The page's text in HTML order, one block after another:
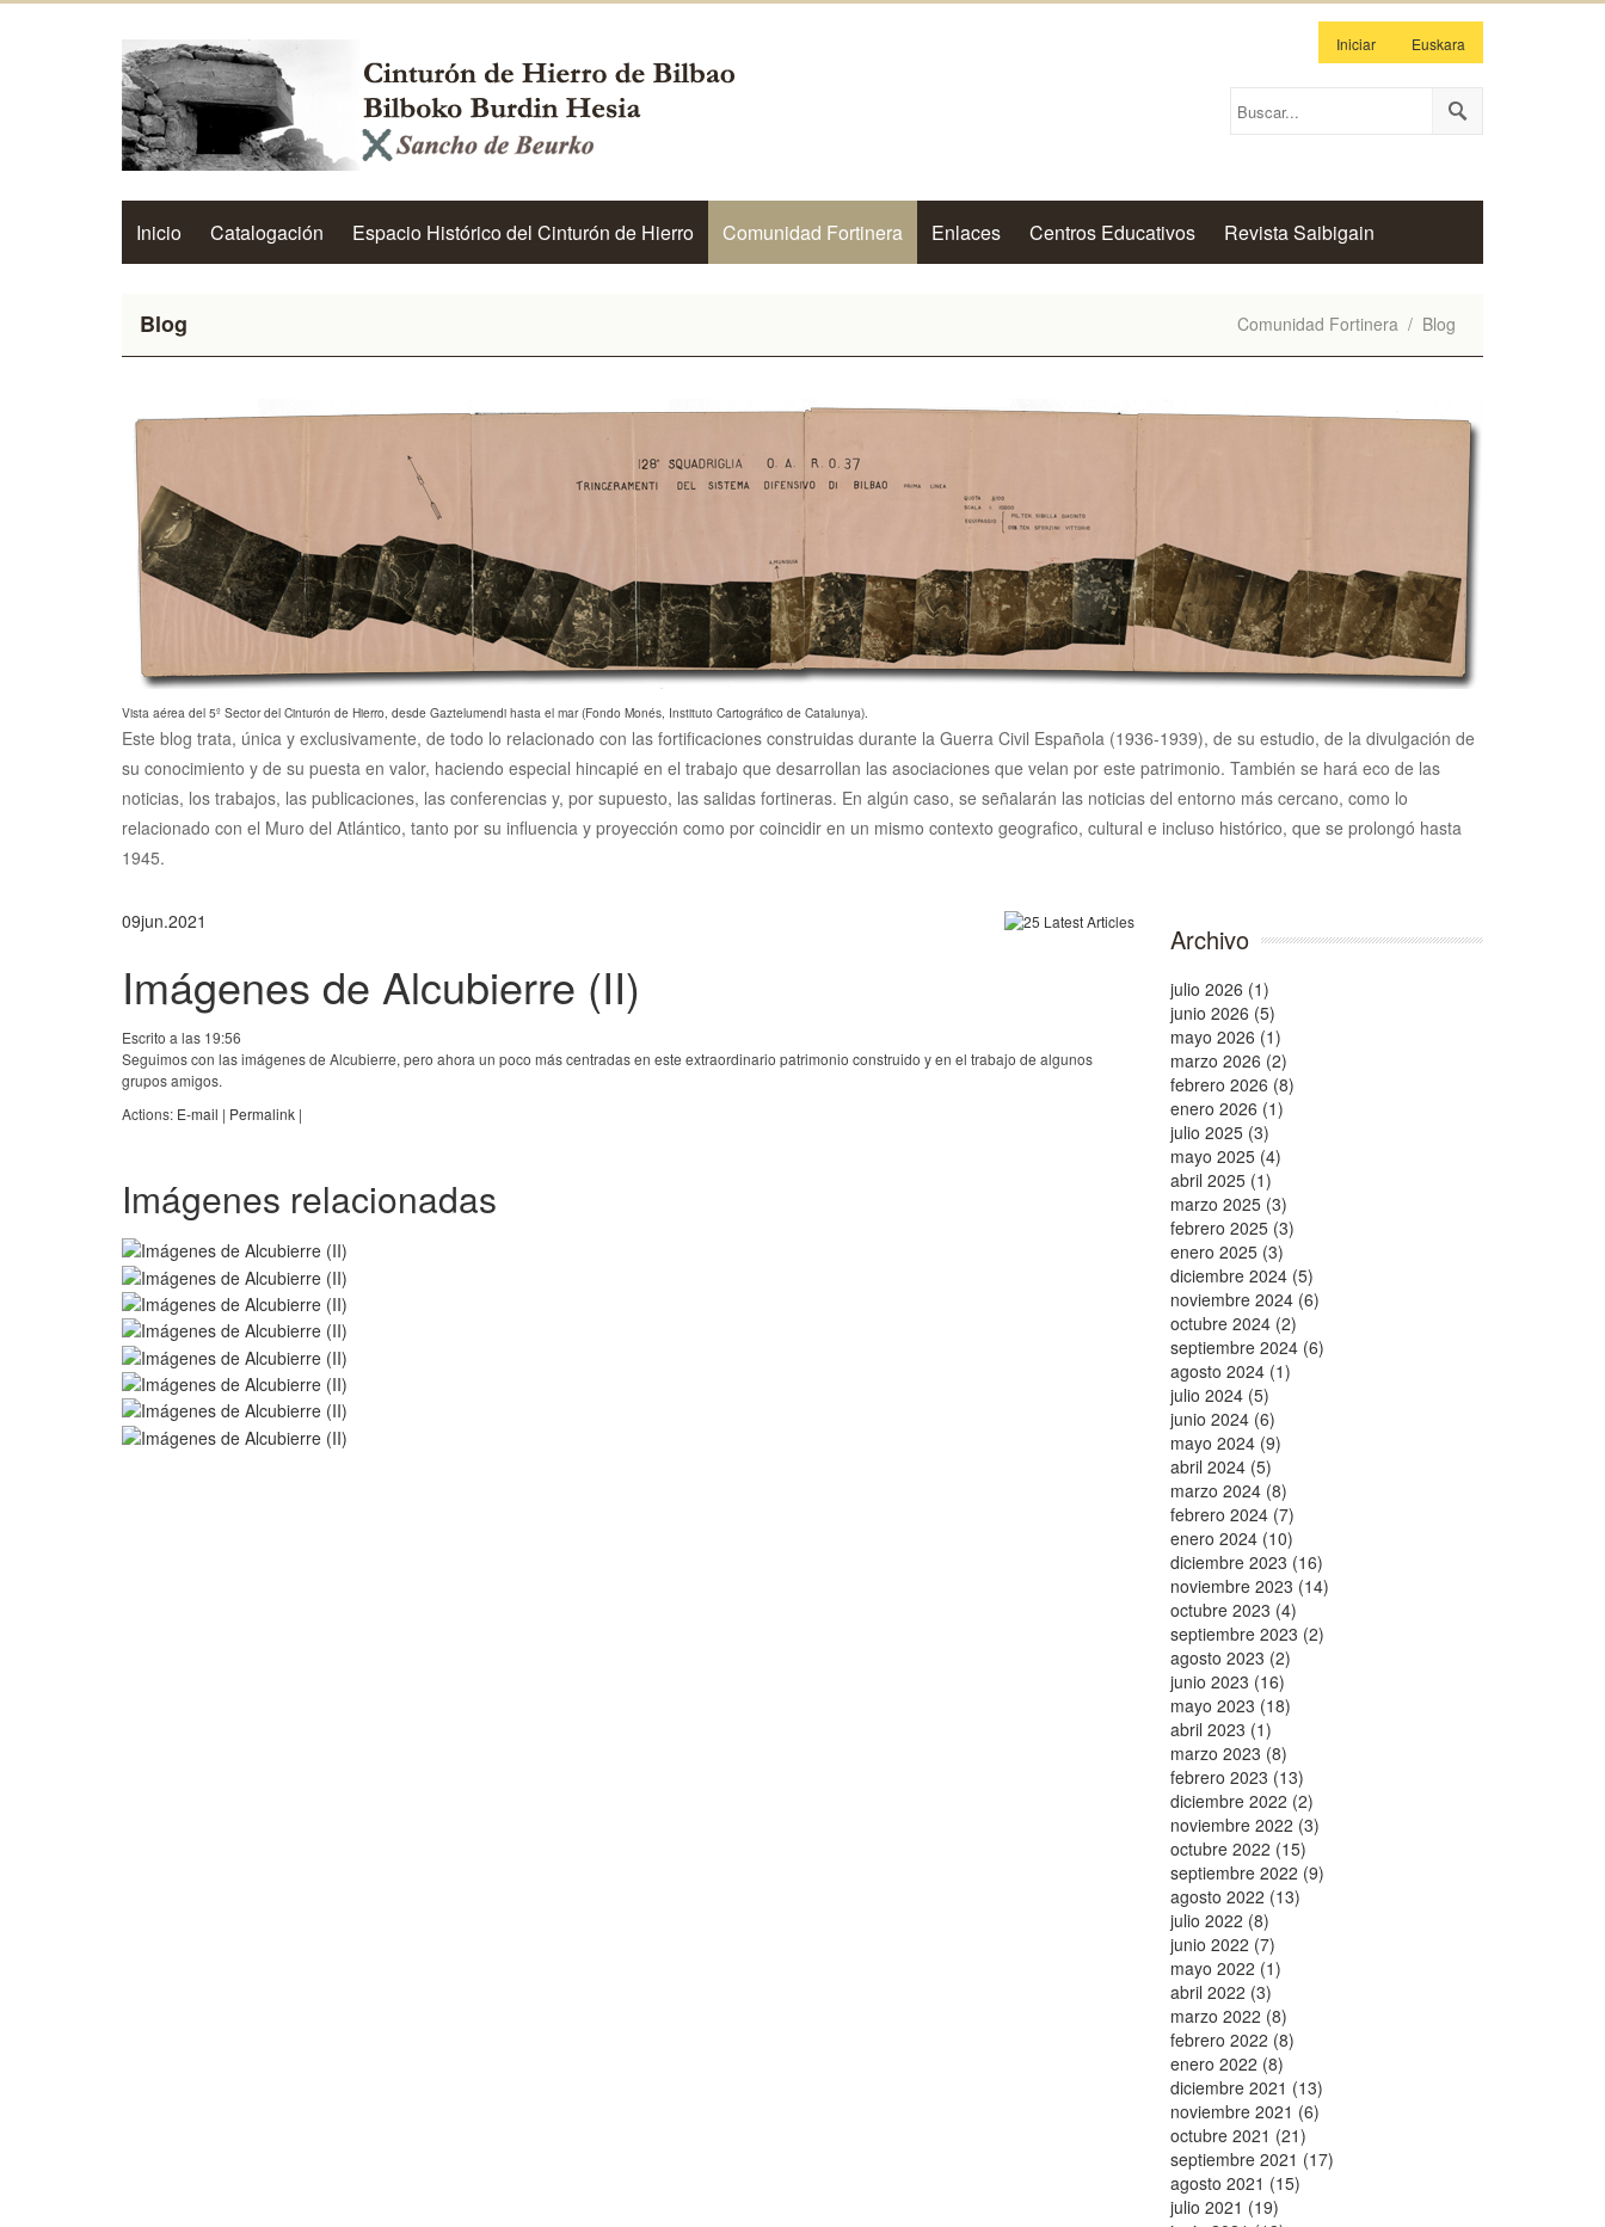
Iniciar Euskara
Inicio Catalogación Espacio Histórico del Cinturón de Hierro Comunidad Fortinera Enlaces Centros Educativos Revista Saibigain
Blog Comunidad Fortinera / Blog
Vista aérea del 5º Sector del Cinturón de Hierro, desde Gaztelumendi hasta el mar (Fondo Monés, Instituto Cartográfico de Catalunya).
Este blog trata, única y exclusivamente, de todo lo relacionado con las fortificaciones construidas durante la Guerra Civil Española (1936-1939), de su estudio, de la divulgación de
su conocimiento y de su puesta en valor, haciendo especial hincapié en el trabajo que desarrollan las asociaciones que velan por este patrimonio. También se hará eco de las
noticias, los trabajos, las publicaciones, las conferencias y, por supuesto, las salidas fortineras. En algún caso, se señalarán las noticias del entorno más cercano, como lo
relacionado con el Muro del Atlántico, tanto por su influencia y proyección como por coincidir en un mismo contexto geografico, cultural e incluso histórico, que se prolongó hasta
1945.
09jun.2021
Imágenes de Alcubierre (II)
Escrito a las 19:56
Seguimos con las imágenes de Alcubierre, pero ahora un poco más centradas en este extraordinario patrimonio construido y en el trabajo de algunos
grupos amigos.
Actions: E-mail | Permalink |
Imágenes relacionadas
Archivo
julio 2026 (1)
junio 2026 (5)
mayo 2026 (1)
marzo 2026 (2)
febrero 2026 (8)
enero 2026 (1)
julio 2025 (3)
mayo 2025 (4)
abril 2025 (1)
marzo 2025 (3)
febrero 2025 (3)
enero 2025 (3)
diciembre 2024 (5)
noviembre 2024 (6)
octubre 2024 (2)
septiembre 2024 (6)
agosto 2024 (1)
julio 2024 (5)
junio 2024 (6)
mayo 2024 (9)
abril 2024 (5)
marzo 2024 (8)
febrero 2024 (7)
enero 2024 (10)
diciembre 2023 (16)
noviembre 2023 (14)
octubre 2023 (4)
septiembre 2023 (2)
agosto 2023 (2)
junio 2023 (16)
mayo 2023 (18)
abril 2023 (1)
marzo 2023 (8)
febrero 2023 (13)
diciembre 2022 (2)
noviembre 2022 (3)
octubre 2022 (15)
septiembre 2022 (9)
agosto 2022 (13)
julio 2022 (8)
junio 2022 (7)
mayo 2022 (1)
abril 2022 (3)
marzo 2022 (8)
febrero 2022 (8)
enero 2022 (8)
diciembre 2021 (13)
noviembre 2021 (6)
octubre 2021 (21)
septiembre 2021 (17)
agosto 2021 (15)
julio 2021 (19)